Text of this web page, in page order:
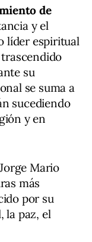
de
y el
líder espiritual
su
se suma a
sucediendo
y en
Mario
más
por su
la paz, el